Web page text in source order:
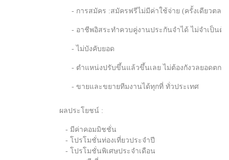
- การสมัคร :สมัครฟรีไม่มีค่าใช้จ่าย (ครั้งเดียวตลอด
- อาชีพอิสระทำควบคู่งานประกันจำได้ ไม่จำเป็นต้องมีป
- ไม่บังคับยอด
- ตำแหน่งปรับขึ้นแล้วขึ้นเลย ไม่ต้องกังวลยอดตก
- ขายและขยายทีมงานได้ทุกที่ ทั่วประเทศ
ผลประโยชน์ :
- มีค่าคอมมิชชั่น
- โปรโมชั่นท่องเที่ยวประจำปี
- โปรโมชั่นพิเศษประจำเดือน